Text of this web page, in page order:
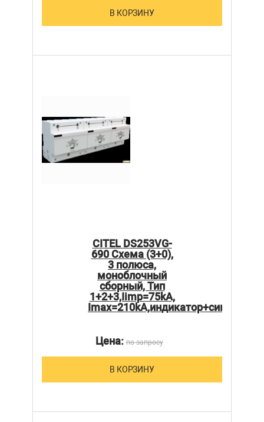
В КОРЗИНУ
CITEL DS253VG-
690 Схема (3+0),
3 полюса,
моноблочный
сборный, Тип
1+2+3,Iimp=75kA,
Цена:по запросу
В КОРЗИНУ